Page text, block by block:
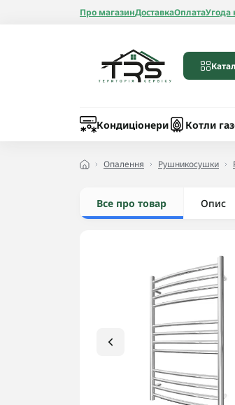
Про магазинДоставкаОплатаУгода
Кондиціонери Котли
Опалення Рушникосушки
Все про товар Опис